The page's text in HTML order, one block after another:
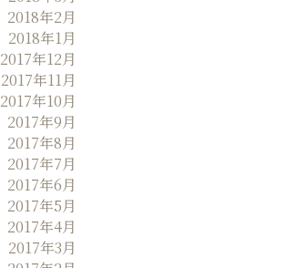
2018年2月
2018年1月
2017年12月
2017年11月
2017年10月
2017年9月
2017年8月
2017年7月
2017年6月
2017年5月
2017年4月
2017年3月